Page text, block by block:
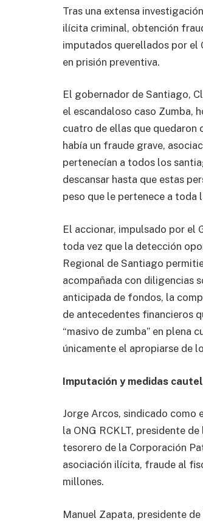
Tras una extensa
ilícita criminal, obtención
imputados querellados por el
en prisión preventiva.
El gobernador de Santiago,
el escandaloso caso Zumba,
cuatro de ellas que quedaron
había un fraude grave,
pertenecían a todos los
descansar hasta que estas
peso que le pertenece a toda
El accionar, impulsado por el
toda vez que la detección
Regional de Santiago
acompañada con diligencias
anticipada de fondos, la
de antecedentes financieros
“masivo de zumba” en plena
únicamente el apropiarse de
Imputación y medidas
Jorge Arcos, sindicado como
la ONG RCKLT, presidente
tesorero de la Corporación
asociación ilícita, fraude al
millones.
Manuel Zapata, presidente